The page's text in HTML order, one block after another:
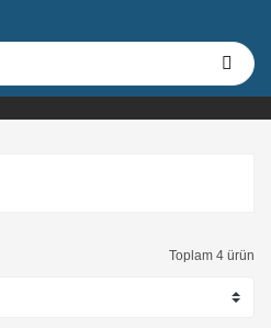
Toplam 4 ürün